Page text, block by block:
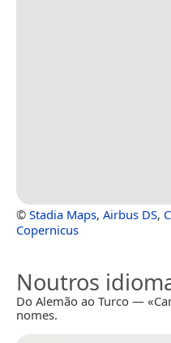
© Stadia Maps, Airbus DS,
Copernicus
Noutros
Do Alemão ao Turco —
nomes.